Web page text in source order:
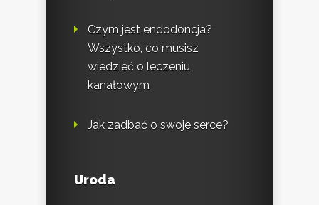
Czym jest endodoncja?
Wszystko, co musisz
wiedzieć o leczeniu
kanałowym
Jak zadbać o swoje serce?
Uroda